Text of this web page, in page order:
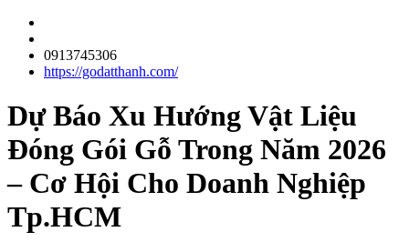
0913745306
https://godatthanh.com/
Dự Báo Xu Hướng Vật Liệu
Đóng Gói Gỗ Trong Năm 2026
– Cơ Hội Cho Doanh Nghiệp
Tp.HCM